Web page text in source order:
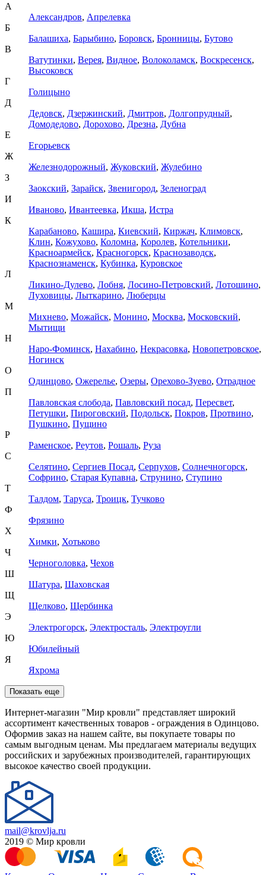
А
Александров, Апрелевка
Б
Балашиха, Барыбино, Боровск, Бронницы, Бутово
В
Ватутинки, Верея, Видное, Волоколамск, Воскресенск,
Высоковск
Г
Голицыно
Д
Дедовск, Дзержинский, Дмитров, Долгопрудный,
Домодедово, Дорохово, Дрезна, Дубна
Е
Егорьевск
Ж
Железнодорожный, Жуковский, Жулебино
З
Заокский, Зарайск, Звенигород, Зеленоград
И
Иваново, Ивантеевка, Икша, Истра
К
Карабаново, Кашира, Киевский, Киржач, Климовск,
Клин, Кожухово, Коломна, Королев, Котельники,
Красноармейск, Красногорск, Краснозаводск,
Краснознаменск, Кубинка, Куровское
Л
Ликино-Дулево, Лобня, Лосино-Петровский, Лотошино,
Луховицы, Лыткарино, Люберцы
М
Михнево, Можайск, Монино, Москва, Московский,
Мытищи
Н
Наро-Фоминск, Нахабино, Некрасовка, Новопетровское,
Ногинск
О
Одинцово, Ожерелье, Озеры, Орехово-Зуево, Отрадное
П
Павловская слобода, Павловский посад, Пересвет,
Петушки, Пироговский, Подольск, Покров, Протвино,
Пушкино, Пущино
Р
Раменское, Реутов, Рошаль, Руза
С
Селятино, Сергиев Посад, Серпухов, Солнечногорск,
Софрино, Старая Купавна, Струнино, Ступино
Т
Талдом, Таруса, Троицк, Тучково
Ф
Фрязино
Х
Химки, Хотьково
Ч
Черноголовка, Чехов
Ш
Шатура, Шаховская
Щ
Щелково, Щербинка
Э
Электрогорск, Электросталь, Электроугли
Ю
Юбилейный
Я
Яхрома
Показать еще
Интернет-магазин "Мир кровли" представляет широкий
ассортимент качественных товаров - ограждения в Одинцово.
Оформив заказ на нашем сайте, вы покупаете товары по
самым выгодным ценам. Мы предлагаем материалы ведущих
российских и зарубежных производителей, гарантирующих
высокое качество своей продукции.
mail@krovlja.ru
2019 © Мир кровли